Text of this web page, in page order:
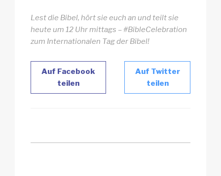
Lest die Bibel, hört sie euch an und teilt sie
heute um 12 Uhr mittags – #BibleCelebration
zum Internationalen Tag der Bibel!
Auf Facebook
teilen
Auf Twitter
teilen